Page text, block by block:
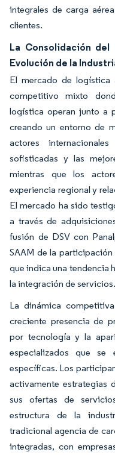
integrales de carga
clientes.
La Consolidación
Evolución de la
El mercado de logística
competitivo mixto
logística operan junto a
creando un entorno de
actores
sofisticadas y las
mientras que los
experiencia regional y
El mercado ha sido
a través de
fusión de DSV con
SAAM de la
que indica una tendencia
la integración de servicios.
La dinámica
creciente presencia de
por tecnología y la
especializados que se
específicas. Los
activamente estrategias
sus ofertas de
estructura de la
tradicional agencia de
integradas, con